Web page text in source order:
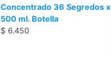
Concentrado 36 Segredos x
500 ml. Botella
$ 6.450